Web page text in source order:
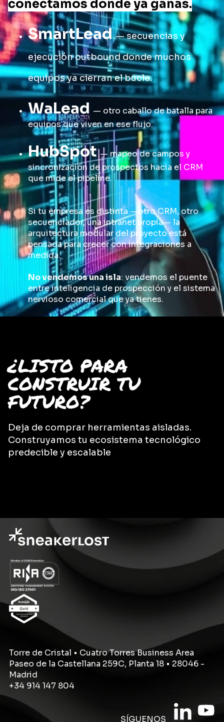
conectamos donde ya ganas.
SmartLead— secuencias y
ejecución outbound donde muchos
equipos ya cierran el bucle.
WaLead — otro caballo de batalla para
equipos que viven en ese flujo.
HubSpot— mapeo de campos y
sincronización de prospectos hacia el CRM
que mide el pipeline.
Si tu empresa es distinta —otro CRM, otro
secuenciador, una intranet propia— la
arquitectura modular del proyecto está
pensada para crecer con integraciones a
medida.
No vendemos una isla: vendemos el puente
entre inteligencia de prospección y el sistema
nervioso comercial que ya tienes.
¿LISTO PARA
CONSTRUIR TU
FUTURO?
Deja de comprar herramientas aisladas.
Construyamos tu ecosistema tecnológico
predecible y escalable
Torre de Cristal • Cuatro Torres Business Area
Paseo de la Castellana 259C, Planta 18 • 28046 -
Madrid
+34 914 147 804
SÍGUENOS